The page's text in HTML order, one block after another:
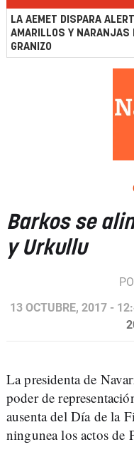
LA AEMET DISPARA
AMARILLOS Y NARANJAS
GRANIZO
Barkos se
y Urkullu
13 OCTUBRE, 2017 -
La presidenta de
poder de
ausenta del Día de la
ningunea los actos de